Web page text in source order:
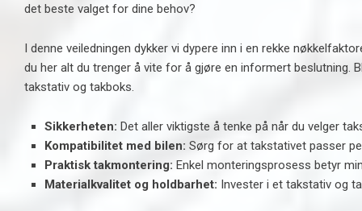
det beste valget for dine behov?
I denne veiledningen dykker vi dypere inn i en rekke
du her alt du trenger å vite for å gjøre en informert
takstativ og takboks.
Sikkerheten: Det aller viktigste å tenke på når du velger
Kompatibilitet med bilen: Sørg for at takstativet passer
Praktisk takmontering: Enkel monteringsprosess betyr
Materialkvalitet og holdbarhet: Invester i et takstativ og